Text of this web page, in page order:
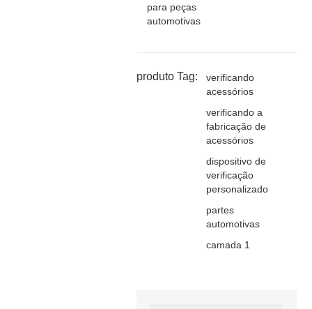
para peças
automotivas
produto Tag:
verificando
acessórios
verificando a
fabricação de
acessórios
dispositivo de
verificação
personalizado
partes
automotivas
camada 1